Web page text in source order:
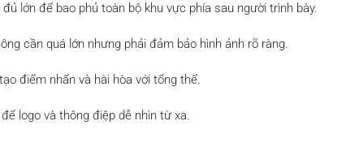
lớn để bao phủ toàn bộ khu vực phía sau người trình bày.
cần quá lớn nhưng phải đảm bảo hình ảnh rõ ràng.
điểm nhấn và hài hòa với tổng thể.
logo và thông điệp dễ nhìn từ xa.